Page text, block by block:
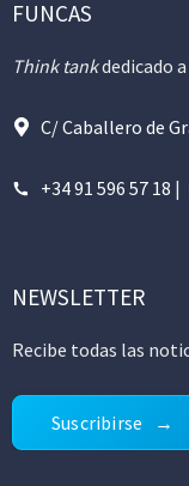
FUNCAS
Think tankdedicado
C/ Caballero de
+34 91 596 57 18 |
NEWSLETTER
Recibe todas las
Suscribirse